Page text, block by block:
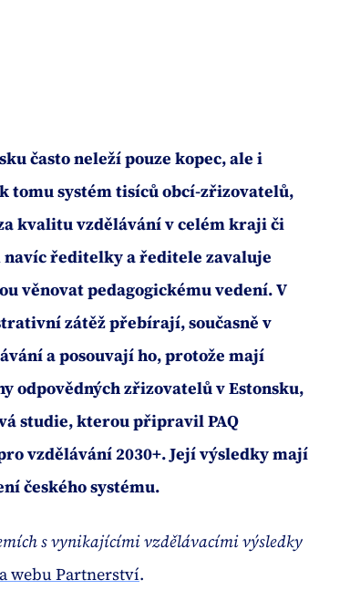
často neleží pouze kopec, ale i
tomu systém tisíců obcí-zřizovatelů,
kvalitu vzdělávání v celém kraji či
ředitelky a ředitele zavaluje
věnovat pedagogickému vedení. V
zátěž přebírají, současně v
a posouvají ho, protože mají
odpovědných zřizovatelů v Estonsku,
studie, kterou připravil PAQ
vzdělávání 2030+. Její výsledky mají
českého systému.
s vynikajícími vzdělávacími výsledky
webu Partnerství.